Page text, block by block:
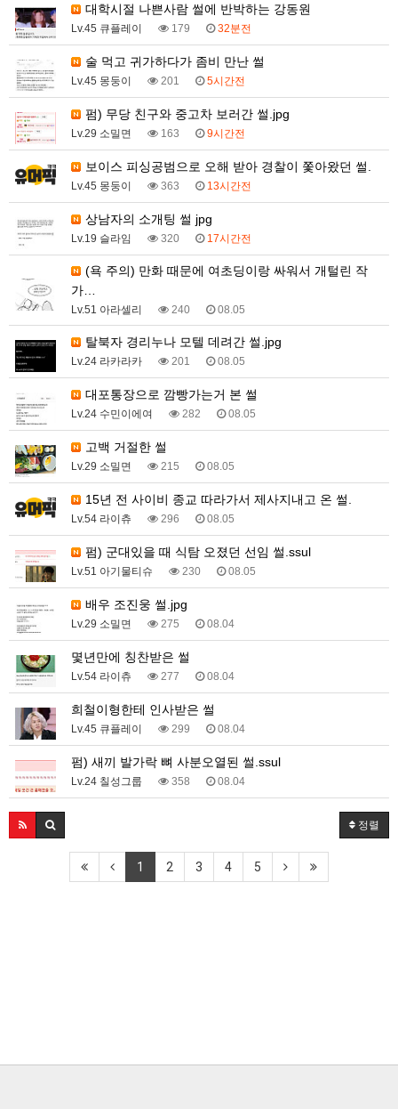
대학시절 나쁜사람 썰에 반박하는 강동원
Lv.45 큐플레이 179 32분전
술 먹고 귀가하다가 좀비 만난 썰
Lv.45 몽둥이 201 5시간전
펌) 무당 친구와 중고차 보러간 썰.jpg
Lv.29 소밀면 163 9시간전
보이스 피싱공범으로 오해 받아 경찰이 쫓아왔던 썰.
Lv.45 몽둥이 363 13시간전
상남자의 소개팅 썰 jpg
Lv.19 슬라임 320 17시간전
가…
Lv.51 아라셀리 240 08.05
탈북자 경리누나 모텔 데려간 썰.jpg
Lv.24 라카라카 201 08.05
대포통장으로 깜빵가는거 본 썰
Lv.24 수민이에여 282 08.05
고백 거절한 썰
Lv.29 소밀면 215 08.05
15년 전 사이비 종교 따라가서 제사지내고 온 썰.
Lv.54 라이츄 296 08.05
펌) 군대있을 때 식탐 오졌던 선임 썰.ssul
Lv.51 아기물티슈 230 08.05
배우 조진웅 썰.jpg
Lv.29 소밀면 275 08.04
몇년만에 칭찬받은 썰
Lv.54 라이츄 277 08.04
희철이형한테 인사받은 썰
Lv.45 큐플레이 299 08.04
펌) 새끼 발가락 뼈 사분오열된 썰.ssul
Lv.24 칠성그룹 358 08.04
정렬
1 2 3 4 5